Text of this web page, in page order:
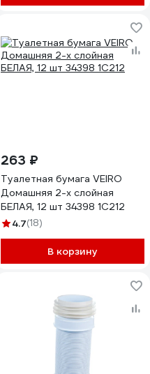
263 ₽
Туалетная бумага VEIRO
Домашняя 2-х слойная
БЕЛАЯ, 12 шт 34398 1С212
4.7(18)
В корзину